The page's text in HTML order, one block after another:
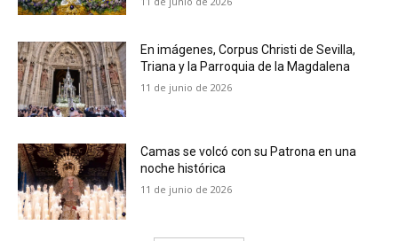
En imágenes, Corpus Christi de Sevilla,
Triana y la Parroquia de la Magdalena
11 de junio de 2026
Camas se volcó con su Patrona en una
noche histórica
11 de junio de 2026